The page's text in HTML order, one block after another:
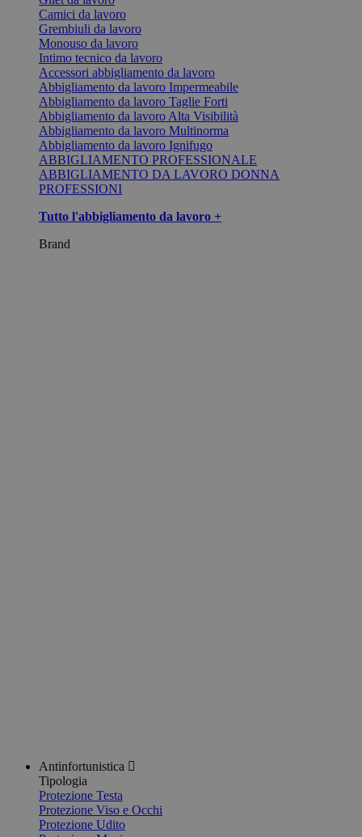
Camici da lavoro
Grembiuli da lavoro
Monouso da lavoro
Intimo tecnico da lavoro
Accessori abbigliamento da lavoro
Abbigliamento da lavoro Impermeabile
Abbigliamento da lavoro Taglie Forti
Abbigliamento da lavoro Alta Visibilità
Abbigliamento da lavoro Multinorma
Abbigliamento da lavoro Ignifugo
ABBIGLIAMENTO PROFESSIONALE
ABBIGLIAMENTO DA LAVORO DONNA
PROFESSIONI
Tutto l'abbigliamento da lavoro +
Brand
Antinfortunistica
Tipologia
Protezione Testa
Protezione Viso e Occhi
Protezione Udito